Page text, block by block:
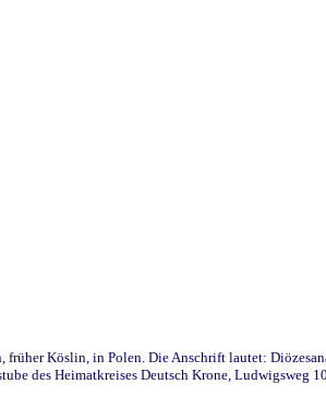
Köslin, in Polen. Die Anschrift lautet:
des Heimatkreises Deutsch Krone, Ludwigsweg